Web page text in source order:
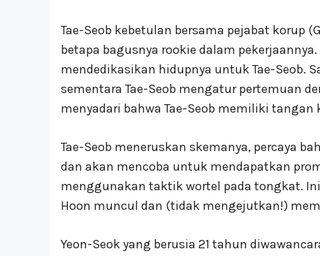
Tae-Seob kebetulan bersama pejabat korup
betapa bagusnya rookie dalam
mendedikasikan hidupnya untuk Tae-Seob.
sementara Tae-Seob mengatur pertemuan
menyadari bahwa Tae-Seob memiliki
Tae-Seob meneruskan skemanya, percaya
dan akan mencoba untuk mendapatkan
menggunakan taktik wortel pada tongkat.
Hoon muncul dan (tidak mengejutkan!)
Yeon-Seok yang berusia 21 tahun